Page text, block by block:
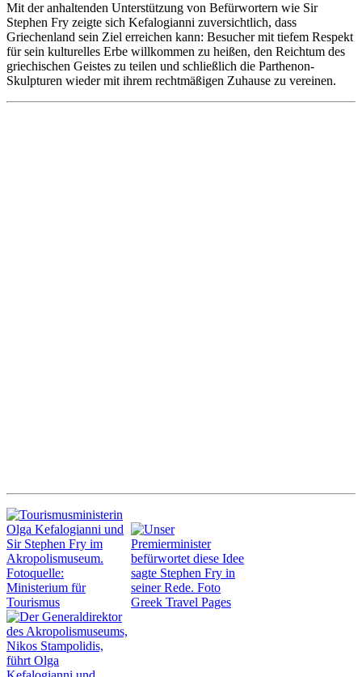
Mit der anhaltenden Unterstützung von Befürwortern wie Sir
Stephen Fry zeigte sich Kefalogianni zuversichtlich, dass
Griechenland sein Ziel erreichen kann: Besucher mit tiefem Respekt
für sein kulturelles Erbe willkommen zu heißen, den Reichtum des
griechischen Geistes zu teilen und schließlich die Parthenon-
Skulpturen wieder mit ihrem rechtmäßigen Zuhause zu vereinen.